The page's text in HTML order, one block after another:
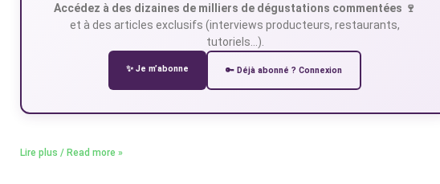
Accédez à des dizaines de milliers de dégustations commentées 🍷
et à des articles exclusifs (interviews producteurs, restaurants,
tutoriels…).
✨ Je m’abonne 🔑 Déjà abonné ? Connexion
Lire plus / Read more »